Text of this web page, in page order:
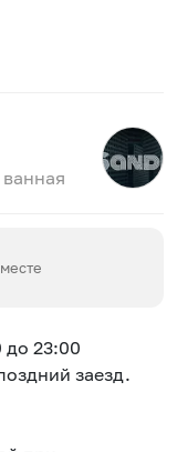
ванная
до 23:00
заезд.